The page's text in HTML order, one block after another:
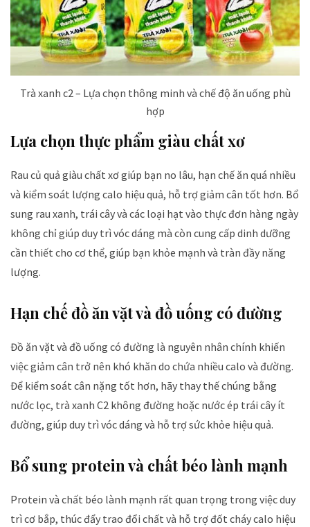
Trà xanh c2 – Lựa chọn thông minh và chế độ ăn uống phù
hợp
Lựa chọn thực phẩm giàu chất xơ
Rau củ quả giàu chất xơ giúp bạn no lâu, hạn chế ăn quá nhiều
và kiểm soát lượng calo hiệu quả, hỗ trợ giảm cân tốt hơn. Bổ
sung rau xanh, trái cây và các loại hạt vào thực đơn hàng ngày
không chỉ giúp duy trì vóc dáng mà còn cung cấp dinh dưỡng
cần thiết cho cơ thể, giúp bạn khỏe mạnh và tràn đầy năng
lượng.
Hạn chế đồ ăn vặt và đồ uống có đường
Đồ ăn vặt và đồ uống có đường là nguyên nhân chính khiến
việc giảm cân trở nên khó khăn do chứa nhiều calo và đường.
Để kiểm soát cân nặng tốt hơn, hãy thay thế chúng bằng
nước lọc, trà xanh C2 không đường hoặc nước ép trái cây ít
đường, giúp duy trì vóc dáng và hỗ trợ sức khỏe hiệu quả.
Bổ sung protein và chất béo lành mạnh
Protein và chất béo lành mạnh rất quan trọng trong việc duy
trì cơ bắp, thúc đẩy trao đổi chất và hỗ trợ đốt cháy calo hiệu